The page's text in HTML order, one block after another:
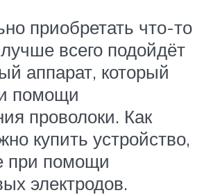
приобретать что-то
всего подойдёт
аппарат, который
помощи
проволоки. Как
купить устройство,
при помощи
электродов.